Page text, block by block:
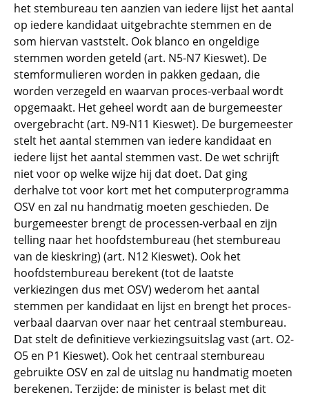
het stembureau ten aanzien van iedere lijst het aantal
op iedere kandidaat uitgebrachte stemmen en de
som hiervan vaststelt. Ook blanco en ongeldige
stemmen worden geteld (art. N5-N7 Kieswet). De
stemformulieren worden in pakken gedaan, die
worden verzegeld en waarvan proces-verbaal wordt
opgemaakt. Het geheel wordt aan de burgemeester
overgebracht (art. N9-N11 Kieswet). De burgemeester
stelt het aantal stemmen van iedere kandidaat en
iedere lijst het aantal stemmen vast. De wet schrijft
niet voor op welke wijze hij dat doet. Dat ging
derhalve tot voor kort met het computerprogramma
OSV en zal nu handmatig moeten geschieden. De
burgemeester brengt de processen-verbaal en zijn
telling naar het hoofdstembureau (het stembureau
van de kieskring) (art. N12 Kieswet). Ook het
hoofdstembureau berekent (tot de laatste
verkiezingen dus met OSV) wederom het aantal
stemmen per kandidaat en lijst en brengt het proces-
verbaal daarvan over naar het centraal stembureau.
Dat stelt de definitieve verkiezingsuitslag vast (art. O2-
O5 en P1 Kieswet). Ook het centraal stembureau
gebruikte OSV en zal de uitslag nu handmatig moeten
berekenen. Terzijde: de minister is belast met dit